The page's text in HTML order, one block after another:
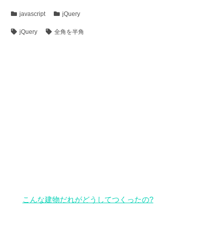
javascript jQuery
jQuery 全角を半角
こんな建物だれがどうしてつくったの?